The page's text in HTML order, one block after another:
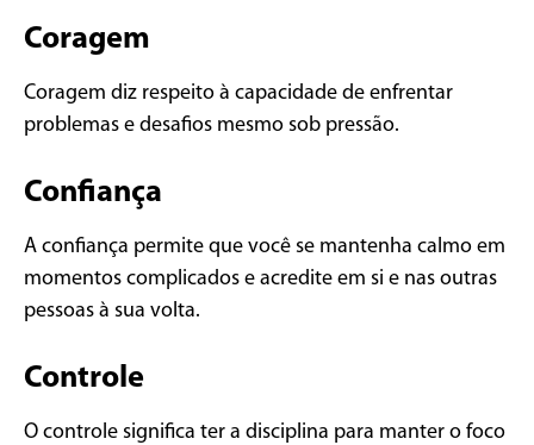
Coragem
Coragem diz respeito à capacidade de enfrentar
problemas e desafios mesmo sob pressão.
Confiança
A confiança permite que você se mantenha calmo em
momentos complicados e acredite em si e nas outras
pessoas à sua volta.
Controle
O controle significa ter a disciplina para manter o foco